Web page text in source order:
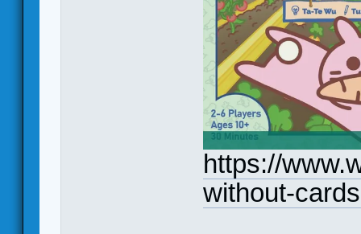
https://
without-